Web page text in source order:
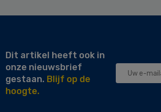
Dit artikel heeft ook in
onze nieuwsbrief
gestaan. Blijf op de
hoogte.